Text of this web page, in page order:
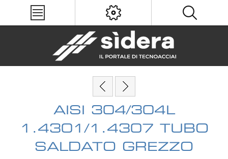
AISI 304/304L
1.4301/1.4307 TUBO
SALDATO GREZZO